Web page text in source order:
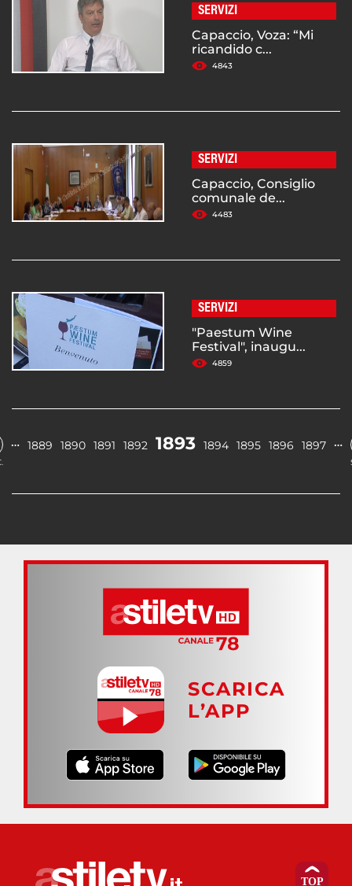
SERVIZI
Capaccio, Voza: “Mi
ricandido c...
4843
SERVIZI
Capaccio, Consiglio
comunale de...
4483
SERVIZI
"Paestum Wine
Festival", inaugu...
4859
… 1889 1890 1891 1892 1893 1894 1895 1896 1897 …
SCARICA
L’APP